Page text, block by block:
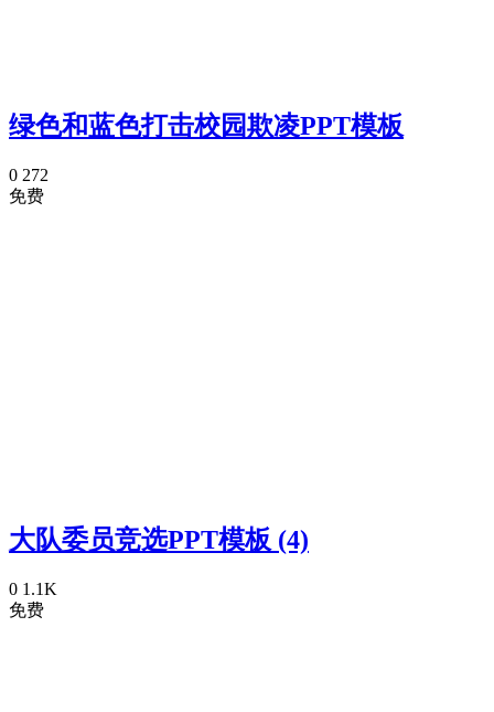
绿色和蓝色打击校园欺凌PPT模板
0 272
免费
大队委员竞选PPT模板 (4)
0 1.1K
免费